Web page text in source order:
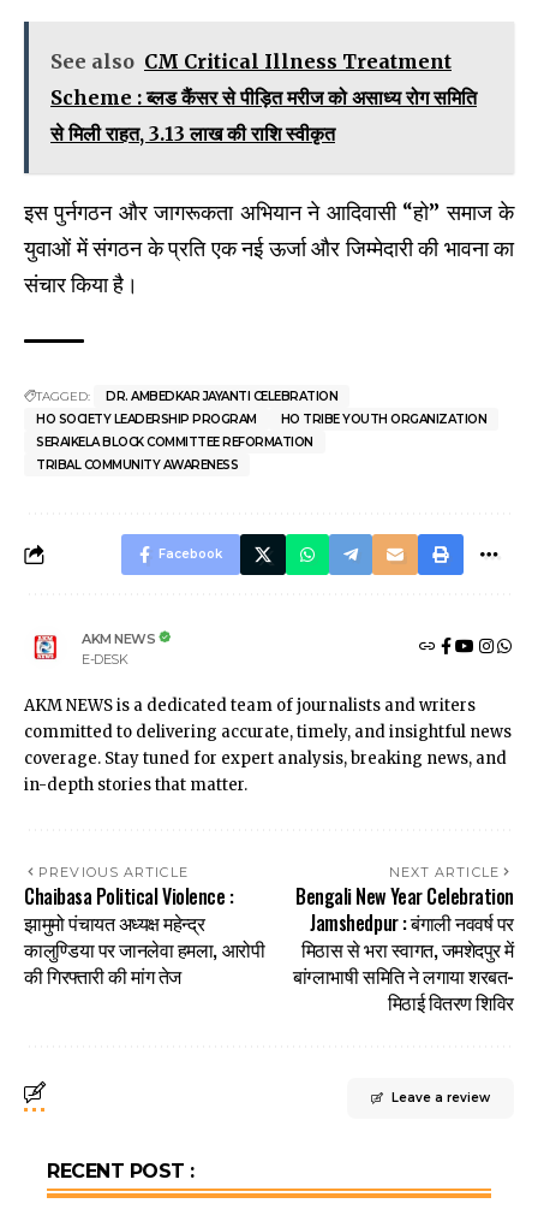
See also CM Critical Illness Treatment
Scheme : ब्लड कैंसर से पीड़ित मरीज को असाध्य रोग समिति
से मिली राहत, 3.13 लाख की राशि स्वीकृत
इस पुर्नगठन और जागरूकता अभियान ने आदिवासी “हो” समाज के
युवाओं में संगठन के प्रति एक नई ऊर्जा और जिम्मेदारी की भावना का
संचार किया है।
TAGGED:
DR. AMBEDKAR JAYANTI CELEBRATION
HO SOCIETY LEADERSHIP PROGRAM
HO TRIBE YOUTH ORGANIZATION
SERAIKELA BLOCK COMMITTEE REFORMATION
TRIBAL COMMUNITY AWARENESS
Facebook
AKM NEWS
E-DESK
AKM NEWS is a dedicated team of journalists and writers
committed to delivering accurate, timely, and insightful news
coverage. Stay tuned for expert analysis, breaking news, and
in-depth stories that matter.
PREVIOUS ARTICLE
Chaibasa Political Violence :
झामुमो पंचायत अध्यक्ष महेन्द्र
कालुण्डिया पर जानलेवा हमला, आरोपी
की गिरफ्तारी की मांग तेज
NEXT ARTICLE
Bengali New Year Celebration
Jamshedpur : बंगाली नववर्ष पर
मिठास से भरा स्वागत, जमशेदपुर में
बांग्लाभाषी समिति ने लगाया शरबत-
मिठाई वितरण शिविर
Leave a review
RECENT POST :